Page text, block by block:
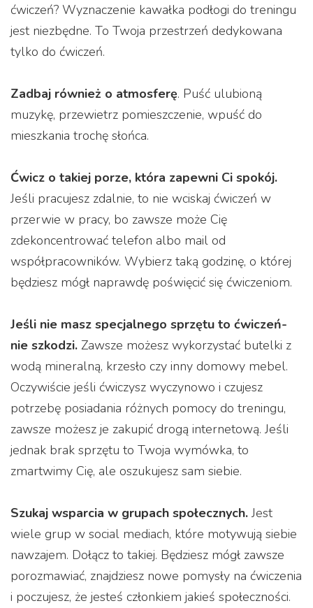
ćwiczeń? Wyznaczenie kawałka podłogi do treningu
jest niezbędne. To Twoja przestrzeń dedykowana
tylko do ćwiczeń.
Zadbaj również o atmosferę. Puść ulubioną
muzykę, przewietrz pomieszczenie, wpuść do
mieszkania trochę słońca.
Ćwicz o takiej porze, która zapewni Ci spokój.
Jeśli pracujesz zdalnie, to nie wciskaj ćwiczeń w
przerwie w pracy, bo zawsze może Cię
zdekoncentrować telefon albo mail od
współpracowników. Wybierz taką godzinę, o której
będziesz mógł naprawdę poświęcić się ćwiczeniom.
Jeśli nie masz specjalnego sprzętu to ćwiczeń-
nie szkodzi. Zawsze możesz wykorzystać butelki z
wodą mineralną, krzesło czy inny domowy mebel.
Oczywiście jeśli ćwiczysz wyczynowo i czujesz
potrzebę posiadania różnych pomocy do treningu,
zawsze możesz je zakupić drogą internetową. Jeśli
jednak brak sprzętu to Twoja wymówka, to
zmartwimy Cię, ale oszukujesz sam siebie.
Szukaj wsparcia w grupach społecznych. Jest
wiele grup w social mediach, które motywują siebie
nawzajem. Dołącz to takiej. Będziesz mógł zawsze
porozmawiać, znajdziesz nowe pomysły na ćwiczenia
i poczujesz, że jesteś członkiem jakieś społeczności.